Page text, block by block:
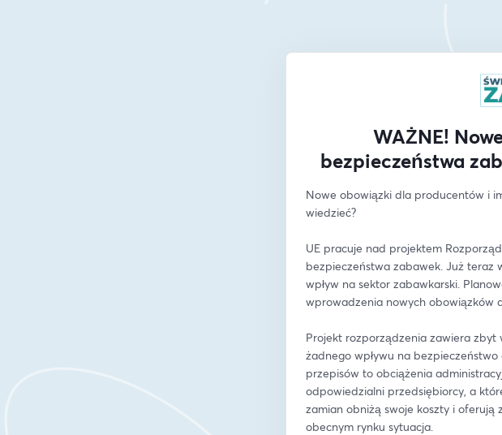
WAŻNE!
bezpieczeństwa
Nowe obowiązki dla producentów i
wiedzieć?
UE pracuje nad projektem
bezpieczeństwa zabawek. Już teraz
wpływ na sektor zabawkarski.
wprowadzenia nowych obowiązków
Projekt rozporządzenia zawiera zbyt
żadnego wpływu na
przepisów to obciążenia
odpowiedzialni przedsiębiorcy, a
zamian obniżą swoje koszty i oferują
obecnym rynku sytuacja.